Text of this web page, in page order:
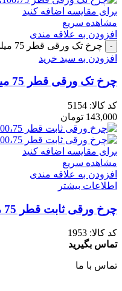
برای مقایسه اضافه کنید
مشاهده سریع
افزودن به علاقه مندی
چرخ تک ورقی قطر 75 میلی متر عدد
افزودن به سبد خرید
چرخ تک ورقی قطر 75 میلی متر
کد کالا: 5154
143,000 تومان
برای مقایسه اضافه کنید
مشاهده سریع
افزودن به علاقه مندی
اطلاعات بیشتر
چرخ ورقی ثابت قطر 75 میلی متر
کد کالا: 1953
تماس بگیرید
تماس با ما